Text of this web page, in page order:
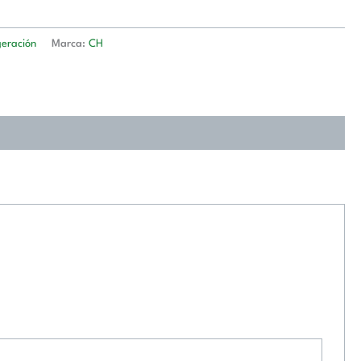
Marca:CH